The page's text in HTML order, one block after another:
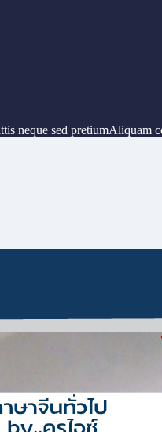
neque sed pretiumAliquam